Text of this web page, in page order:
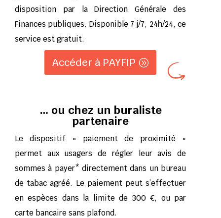
disposition par la Direction Générale des
Finances publiques. Disponible 7 j/7, 24h/24, ce
service est gratuit.
Accéder à PAYFIP
… ou chez un buraliste
partenaire
Le dispositif « paiement de proximité »
permet aux usagers de régler leur avis de
sommes à payer* directement dans un bureau
de tabac agréé. Le paiement peut s’effectuer
en espèces dans la limite de 300 €, ou par
carte bancaire sans plafond.